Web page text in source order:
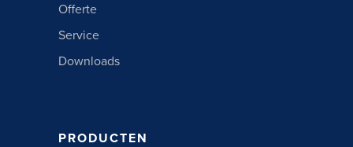
Offerte
Service
Downloads
PRODUCTEN